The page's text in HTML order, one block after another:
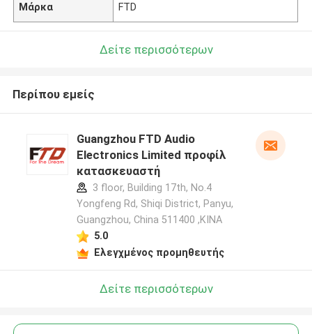
Μάρκα FTD
Δείτε περισσότερων
Περίπου εμείς
Guangzhou FTD Audio
Electronics Limited προφίλ
κατασκευαστή
3 floor, Building 17th, No.4
Yongfeng Rd, Shiqi District, Panyu,
Guangzhou, China 511400 ,ΚΙΝΑ
5.0
Ελεγχμένος προμηθευτής
Δείτε περισσότερων